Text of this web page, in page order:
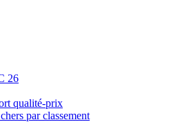
26
qualité-prix
par classement